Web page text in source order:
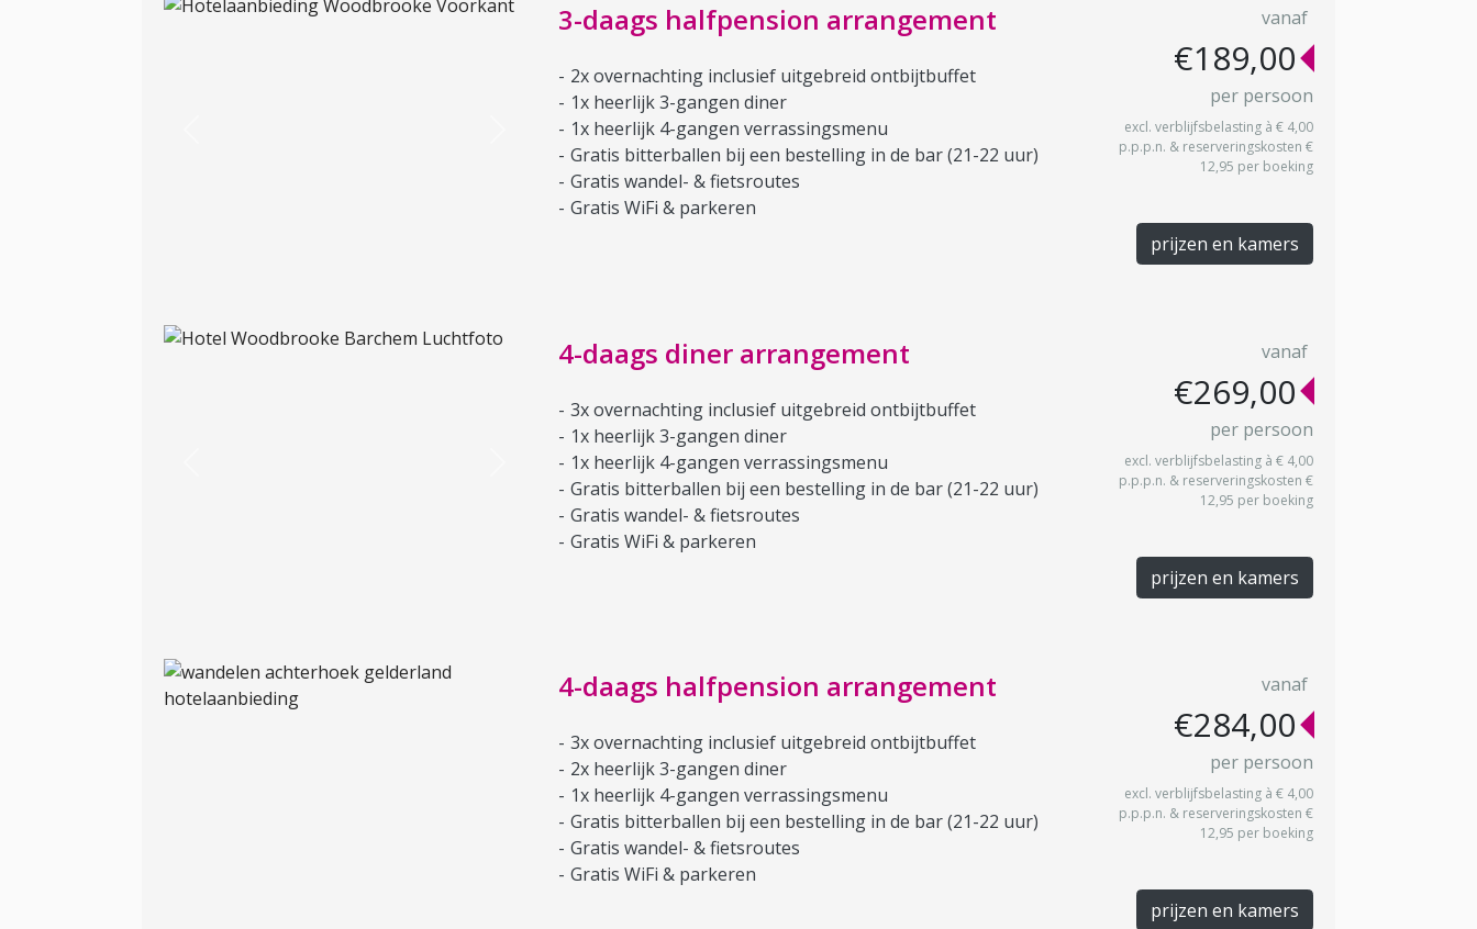
3-daags halfpension arrangement
2x overnachting inclusief uitgebreid ontbijtbuffet
1x heerlijk 3-gangen diner
1x heerlijk 4-gangen verrassingsmenu
Gratis bitterballen bij een bestelling in de bar (21-22 uur)
Gratis wandel- & fietsroutes
Gratis WiFi & parkeren
vanaf
€189,00
per persoon
excl. verblijfsbelasting à € 4,00
p.p.p.n. & reserveringskosten €
12,95 per boeking
prijzen en kamers
4-daags diner arrangement
3x overnachting inclusief uitgebreid ontbijtbuffet
1x heerlijk 3-gangen diner
1x heerlijk 4-gangen verrassingsmenu
Gratis bitterballen bij een bestelling in de bar (21-22 uur)
Gratis wandel- & fietsroutes
Gratis WiFi & parkeren
vanaf
€269,00
per persoon
excl. verblijfsbelasting à € 4,00
p.p.p.n. & reserveringskosten €
12,95 per boeking
prijzen en kamers
4-daags halfpension arrangement
3x overnachting inclusief uitgebreid ontbijtbuffet
2x heerlijk 3-gangen diner
1x heerlijk 4-gangen verrassingsmenu
Gratis bitterballen bij een bestelling in de bar (21-22 uur)
Gratis wandel- & fietsroutes
Gratis WiFi & parkeren
vanaf
€284,00
per persoon
excl. verblijfsbelasting à € 4,00
p.p.p.n. & reserveringskosten €
12,95 per boeking
prijzen en kamers